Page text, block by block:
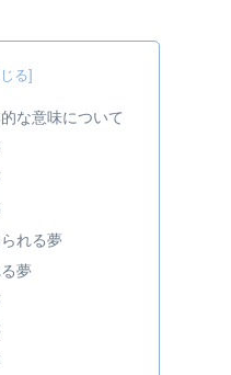
な意味について
れる夢
夢